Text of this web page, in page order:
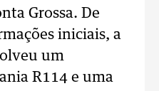
Grossa. De
iniciais, a
um
R114 e uma